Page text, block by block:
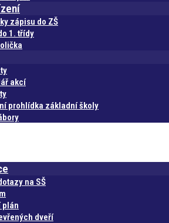
zápisu do ZŠ
1. třídy
akcí
prohlídka základní školy
na SŠ
plán
dveří